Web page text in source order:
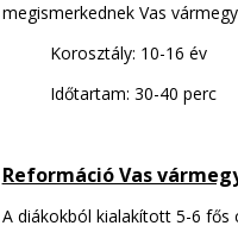
megismerkednek Vas
Korosztály: 10-16 év
Időtartam: 30-40 perc
Reformáció Vas
A diákokból kialakított 5-6